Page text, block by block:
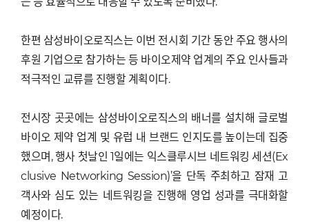
한편 삼성바이오로직스는 이번 전시회 기간 동안 주요 행사의
후원 기업으로 참가하는 등 바이오제약 업계의 주요 인사들과
적극적인 교류를 진행할 계획이다.
전시장 곳곳에는 삼성바이오로직스의 배너를 설치해 글로벌
바이오 제약 업계 및 유럽 내 브랜드 인지도를 높이는데 집중
했으며, 행사 첫날인 1일에는 익스클루시브 네트워킹 세션(Ex
clusive Networking Session)’을 단독 주최하고 잠재 고
객사와 심도 있는 네트워킹을 진행해 영업 성과를 극대화할
예정이다.